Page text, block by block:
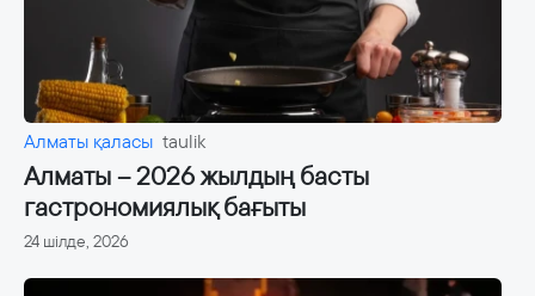
Алматы қаласы taulik
Алматы – 2026 жылдың басты
гастрономиялық бағыты
24 шілде, 2026